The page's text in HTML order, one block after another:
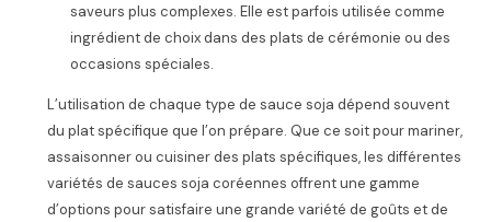
saveurs plus complexes. Elle est parfois utilisée comme
ingrédient de choix dans des plats de cérémonie ou des
occasions spéciales.
L’utilisation de chaque type de sauce soja dépend souvent
du plat spécifique que l’on prépare. Que ce soit pour mariner,
assaisonner ou cuisiner des plats spécifiques, les différentes
variétés de sauces soja coréennes offrent une gamme
d’options pour satisfaire une grande variété de goûts et de